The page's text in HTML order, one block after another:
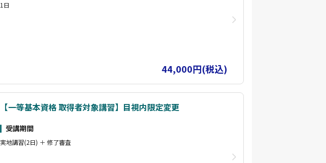
1日
44,000円(税込)
【一等基本資格 取得者対象講習】目視内限定変更
受講期間
実地講習(2日) ＋ 修了審査